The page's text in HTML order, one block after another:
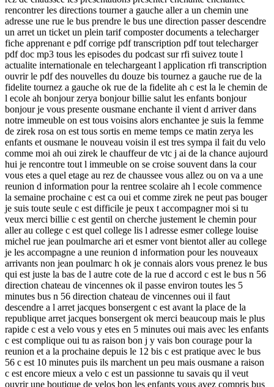
rencontrer les directions tourner a gauche aller a un chemin une
adresse une rue le bus prendre le bus une direction passer descendre
un arret un ticket un plein tarif composter documents a telecharger
fiche apprenant e pdf corrige pdf transcription pdf tout telecharger
pdf doc mp3 tous les episodes du podcast sur rfi suivez toute l
actualite internationale en telechargeant l application rfi transcription
ouvrir le pdf des nouvelles du douze bis tournez a gauche rue de la
fidelite tournez a gauche ok rue de la fidelite ah c est la le chemin de
l ecole ah bonjour zerya bonjour billie salut les enfants bonjour
bonjour je vous presente ousmane enchante il vient d arriver dans
notre immeuble on est tous voisins alors enchantee je suis la femme
de zirek rosa on est tous sortis en meme temps ce matin zerya les
enfants et ousmane le nouveau voisin il est tres sympa il fait du velo
comme moi ah oui zirek le chauffeur de vtc j ai de la chance aujourd
hui je rencontre tout l immeuble on se croise souvent dans la cour
vous etes a quel etage au rez de chaussee vous allez ou on va a une
reunion d information pour la rentree scolaire ah l ecole commence
la semaine prochaine c est ca oui et comme zirek ne peut pas bouger
je suis toute seule c est difficile je peux t accompagner moi si tu
veux merci billie c est gentil on cherche justement le chemin pour
aller au college c est quel college lis l adresse esmer college louise
michel rue jean poulmarche ari et esmer vont bientot aller au college
je les accompagne a une reunion d information pour les nouveaux
arrivants non jean poulmarc h ok je connais alors vous prenez le bus
qui est juste la bas de l autre cote de la rue d accord c est le bus n 56
direction chateau de vincennes ok il passe environ toutes les 5
minutes bus n 56 direction chateau de vincennes oui il faut
descendre a l arret jacques bonsergent c est avant la place de la
republique arret jacques bonsergent ok merci beaucoup mais le plus
rapide c est a velo vous y etes en 5 minutes oui mais avec les enfants
c est complique oui tu as raison bon j y vais bon courage pour la
reunion et a la prochaine depuis le 12 bis c est pratique avec le bus
56 c est 10 minutes puis ils marchent un peu mais ousmane a raison
c est encore mieux a velo c est un passionne tu savais qu il veut
ouvrir une boutique de velos bon les enfants vous avez compris bus